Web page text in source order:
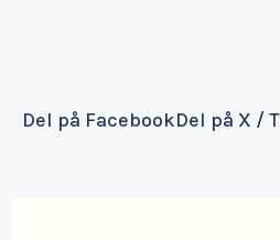
Del på FacebookDel på X /